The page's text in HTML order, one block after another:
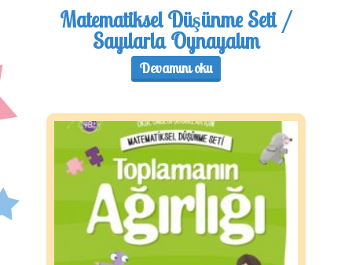
Matematiksel Düşünme Seti /
Sayılarla Oynayalım
Devamını oku